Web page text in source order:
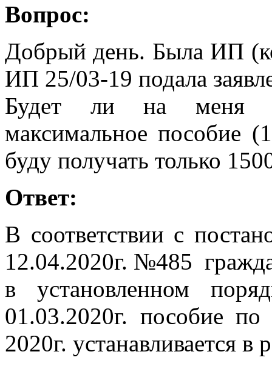
Вопрос:
Добрый день. Была ИП
ИП 25/03-19 подала
Будет ли на меня
максимальное пособие
буду получать только
Ответ:
В соответствии с
12.04.2020г. №485
в установленном
01.03.2020г. пособие
2020г. устанавливается в